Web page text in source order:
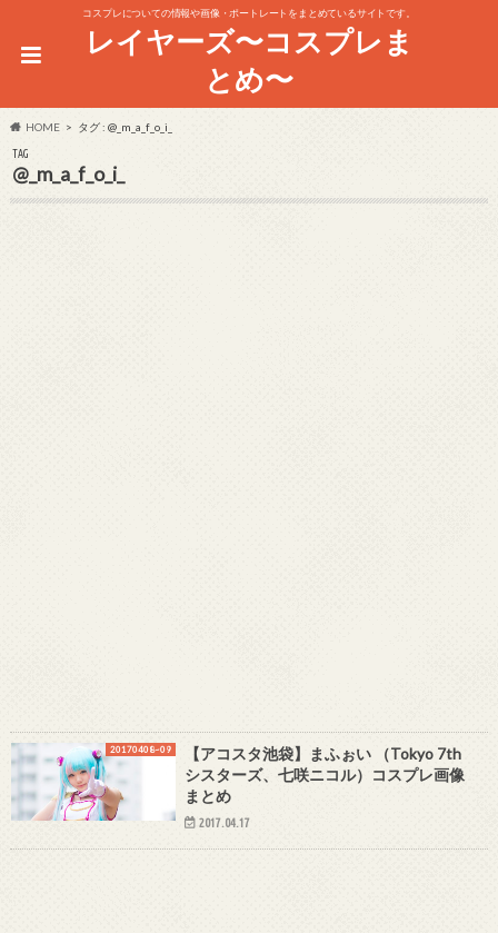
コスプレについての情報や画像・ポートレートをまとめているサイトです。
レイヤーズ〜コスプレま
とめ〜
HOME タグ : @_m_a_f_o_i_
TAG
@_m_a_f_o_i_
20170408~09
【アコスタ池袋】まふぉい （Tokyo 7th
シスターズ、七咲ニコル）コスプレ画像
まとめ
2017.04.17